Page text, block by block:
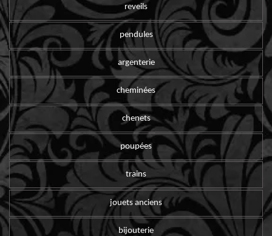
reveils
pendules
argenterie
cheminées
chenets
poupées
trains
jouets anciens
bijouterie